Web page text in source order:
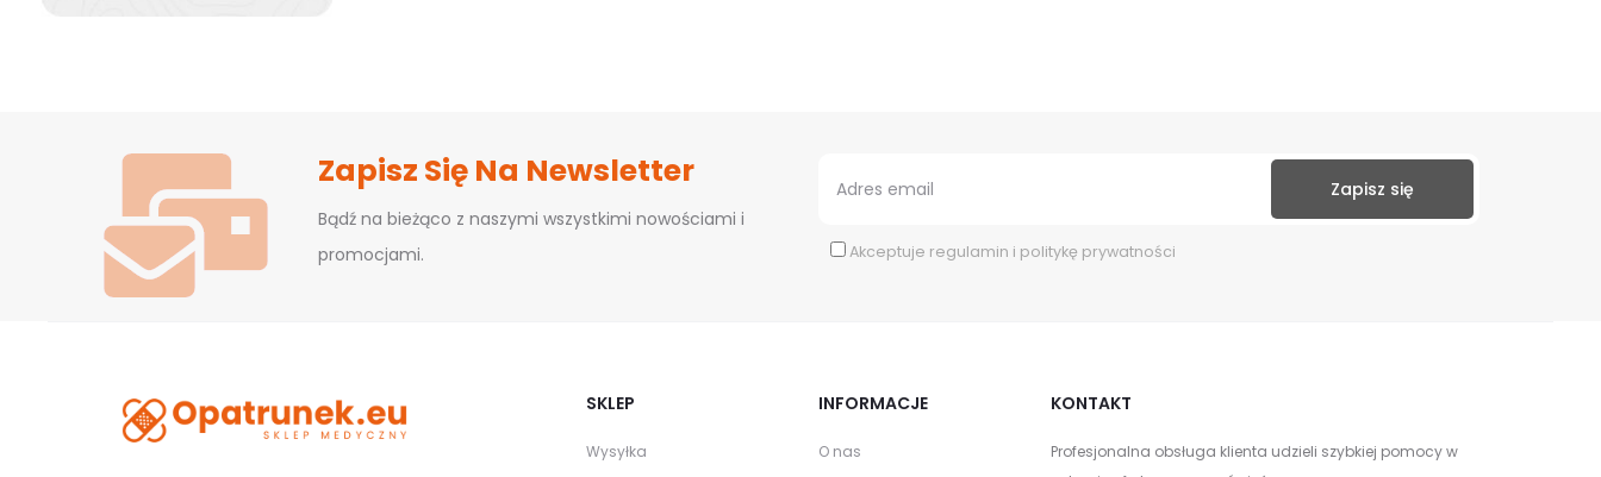
Zapisz Się Na Newsletter
Bądź na bieżąco z naszymi wszystkimi nowościami i
promocjami.
Akceptuje regulamin i politykę prywatności
SKLEP
Wysyłka
INFORMACJE
O nas
KONTAKT
Profesjonalna obsługa klienta udzieli szybkiej pomocy w